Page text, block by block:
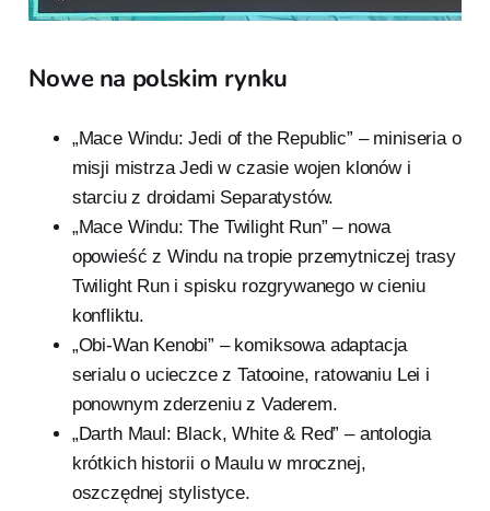
Nowe na polskim rynku
„Mace Windu: Jedi of the Republic” – miniseria o
misji mistrza Jedi w czasie wojen klonów i
starciu z droidami Separatystów.
„Mace Windu: The Twilight Run” – nowa
opowieść z Windu na tropie przemytniczej trasy
Twilight Run i spisku rozgrywanego w cieniu
konfliktu.
„Obi-Wan Kenobi” – komiksowa adaptacja
serialu o ucieczce z Tatooine, ratowaniu Lei i
ponownym zderzeniu z Vaderem.
„Darth Maul: Black, White & Red” – antologia
krótkich historii o Maulu w mrocznej,
oszczędnej stylistyce.